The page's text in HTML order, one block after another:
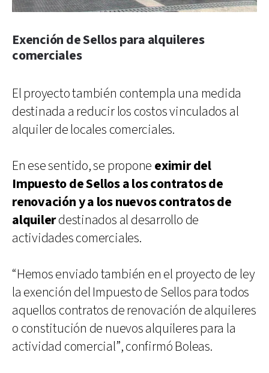
Exención de Sellos para alquileres
comerciales
El proyecto también contempla una medida
destinada a reducir los costos vinculados al
alquiler de locales comerciales.
En ese sentido, se propone eximir del
Impuesto de Sellos a los contratos de
renovación y a los nuevos contratos de
alquilerdestinados al desarrollo de
actividades comerciales.
“Hemos enviado también en el proyecto de ley
la exención del Impuesto de Sellos para todos
aquellos contratos de renovación de alquileres
o constitución de nuevos alquileres para la
actividad comercial”, confirmó Boleas.